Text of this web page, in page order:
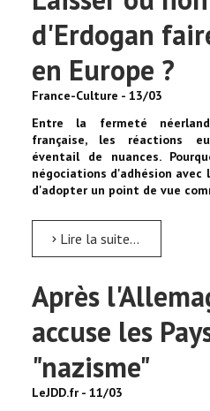
d'Erdogan
en Europe ?
France-Culture - 13/03
Entre la fermeté
française, les réactions
éventail de nuances.
négociations d'adhésion avec
d'adopter un point de vue
Lire la suite...
Après
accuse les
"nazisme"
LeJDD.fr - 11/03